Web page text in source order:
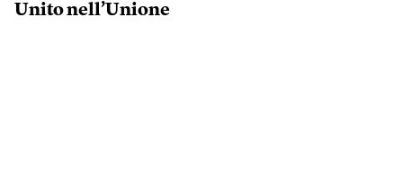
Unito nell’Unione